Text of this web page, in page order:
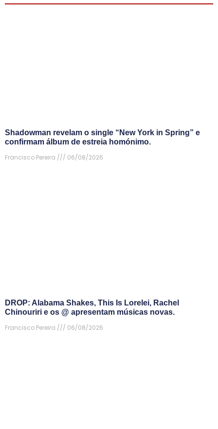
Shadowman revelam o single “New York in Spring” e
confirmam álbum de estreia homónimo.
Francisco Pereira
06/08/2026
DROP: Alabama Shakes, This Is Lorelei, Rachel
Chinouriri e os @ apresentam músicas novas.
Francisco Pereira
06/08/2026